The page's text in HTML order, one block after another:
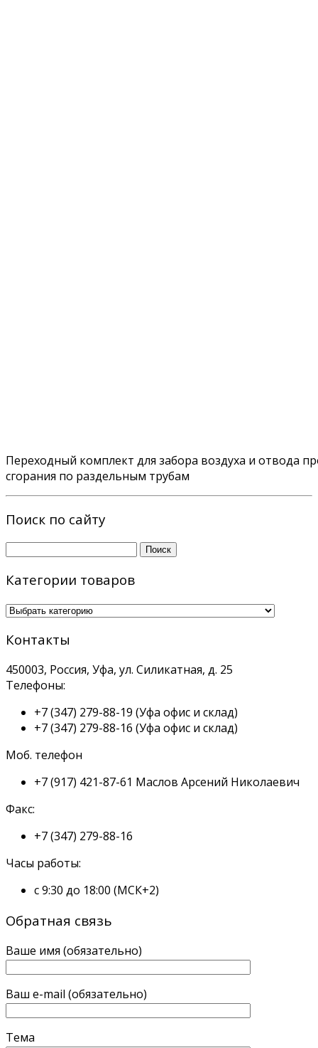
Переходный комплект для забора воздуха и отвода
сгорания по раздельным трубам
Поиск по сайту
Найти:
Категории товаров
Контакты
450003, Россия, Уфа, ул. Силикатная, д. 25
Телефоны:
+7 (347) 279-88-19 (Уфа офис и склад)
+7 (347) 279-88-16 (Уфа офис и склад)
Моб. телефон
+7 (917) 421-87-61 Маслов Арсений Николаевич
Факс:
+7 (347) 279-88-16
Часы работы:
с 9:30 до 18:00 (МСК+2)
Обратная связь
Ваше имя (обязательно)
Ваш e-mail (обязательно)
Тема